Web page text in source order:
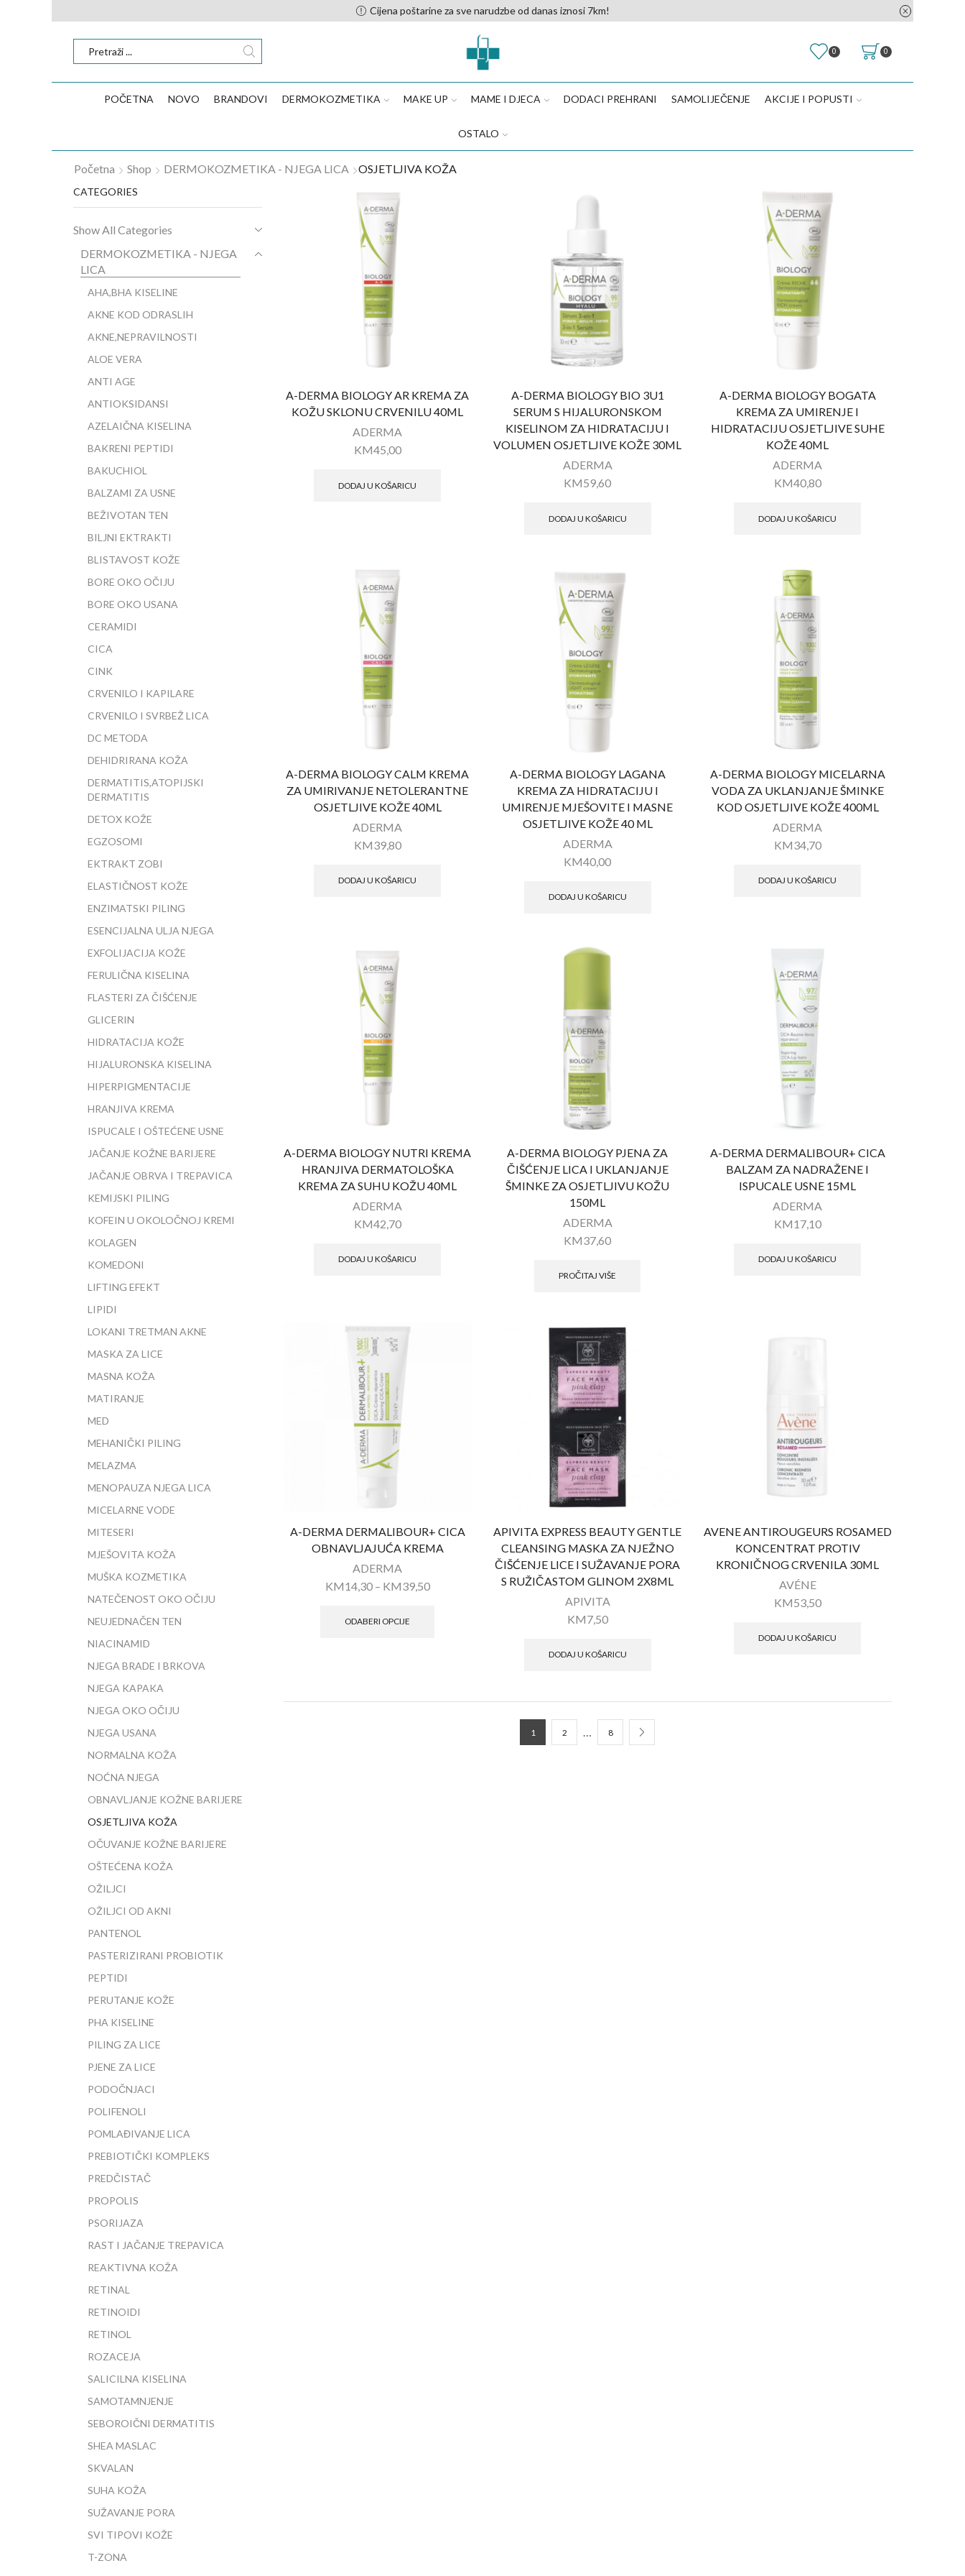
Cijena poštarine za sve narudzbe od danas iznosi 7km!
0 0
POČETNA NOVO BRANDOVI DERMOKOZMETIKA MAKE UP MAME I DJECA DODACI PREHRANI SAMOLIJEČENJE AKCIJE I POPUSTI
OSTALO
Početna Shop DERMOKOZMETIKA - NJEGA LICA OSJETLJIVA KOŽA
A-DERMA BIOLOGY AR KREMA ZA
KOŽU SKLONU CRVENILU 40ML
ADERMA
KM45,00
DODAJ U KOŠARICU
A-DERMA BIOLOGY BIO 3U1
SERUM S HIJALURONSKOM
KISELINOM ZA HIDRATACIJU I
VOLUMEN OSJETLJIVE KOŽE 30ML
ADERMA
KM59,60
DODAJ U KOŠARICU
A-DERMA BIOLOGY BOGATA
KREMA ZA UMIRENJE I
HIDRATACIJU OSJETLJIVE SUHE
KOŽE 40ML
ADERMA
KM40,80
DODAJ U KOŠARICU
A-DERMA BIOLOGY CALM KREMA
ZA UMIRIVANJE NETOLERANTNE
OSJETLJIVE KOŽE 40ML
ADERMA
KM39,80
DODAJ U KOŠARICU
A-DERMA BIOLOGY LAGANA
KREMA ZA HIDRATACIJU I
UMIRENJE MJEŠOVITE I MASNE
OSJETLJIVE KOŽE 40 ML
ADERMA
KM40,00
DODAJ U KOŠARICU
A-DERMA BIOLOGY MICELARNA
VODA ZA UKLANJANJE ŠMINKE
KOD OSJETLJIVE KOŽE 400ML
ADERMA
KM34,70
DODAJ U KOŠARICU
A-DERMA BIOLOGY NUTRI KREMA
HRANJIVA DERMATOLOŠKA
KREMA ZA SUHU KOŽU 40ML
ADERMA
KM42,70
DODAJ U KOŠARICU
A-DERMA BIOLOGY PJENA ZA
ČIŠĆENJE LICA I UKLANJANJE
ŠMINKE ZA OSJETLJIVU KOŽU
150ML
ADERMA
KM37,60
PROČITAJ VIŠE
A-DERMA DERMALIBOUR+ CICA
BALZAM ZA NADRAŽENE I
ISPUCALE USNE 15ML
ADERMA
KM17,10
DODAJ U KOŠARICU
A-DERMA DERMALIBOUR+ CICA
OBNAVLJAJUĆA KREMA
ADERMA
KM14,30 – KM39,50
ODABERI OPCIJE
APIVITA EXPRESS BEAUTY GENTLE
CLEANSING MASKA ZA NJEŽNO
ČIŠĆENJE LICE I SUŽAVANJE PORA
S RUŽIČASTOM GLINOM 2X8ML
APIVITA
KM7,50
DODAJ U KOŠARICU
AVENE ANTIROUGEURS ROSAMED
KONCENTRAT PROTIV
KRONIČNOG CRVENILA 30ML
AVÉNE
KM53,50
DODAJ U KOŠARICU
1 2 … 8
CATEGORIES
Show All Categories
DERMOKOZMETIKA - NJEGA
LICA
AHA,BHA KISELINE
AKNE KOD ODRASLIH
AKNE,NEPRAVILNOSTI
ALOE VERA
ANTI AGE
ANTIOKSIDANSI
AZELAIČNA KISELINA
BAKRENI PEPTIDI
BAKUCHIOL
BALZAMI ZA USNE
BEŽIVOTAN TEN
BILJNI EKTRAKTI
BLISTAVOST KOŽE
BORE OKO OČIJU
BORE OKO USANA
CERAMIDI
CICA
CINK
CRVENILO I KAPILARE
CRVENILO I SVRBEŽ LICA
DC METODA
DEHIDRIRANA KOŽA
DERMATITIS,ATOPIJSKI
DERMATITIS
DETOX KOŽE
EGZOSOMI
EKTRAKT ZOBI
ELASTIČNOST KOŽE
ENZIMATSKI PILING
ESENCIJALNA ULJA NJEGA
EXFOLIJACIJA KOŽE
FERULIČNA KISELINA
FLASTERI ZA ČIŠĆENJE
GLICERIN
HIDRATACIJA KOŽE
HIJALURONSKA KISELINA
HIPERPIGMENTACIJE
HRANJIVA KREMA
ISPUCALE I OŠTEĆENE USNE
JAČANJE KOŽNE BARIJERE
JAČANJE OBRVA I TREPAVICA
KEMIJSKI PILING
KOFEIN U OKOLOČNOJ KREMI
KOLAGEN
KOMEDONI
LIFTING EFEKT
LIPIDI
LOKANI TRETMAN AKNE
MASKA ZA LICE
MASNA KOŽA
MATIRANJE
MED
MEHANIČKI PILING
MELAZMA
MENOPAUZA NJEGA LICA
MICELARNE VODE
MITESERI
MJEŠOVITA KOŽA
MUŠKA KOZMETIKA
NATEČENOST OKO OČIJU
NEUJEDNAČEN TEN
NIACINAMID
NJEGA BRADE I BRKOVA
NJEGA KAPAKA
NJEGA OKO OČIJU
NJEGA USANA
NORMALNA KOŽA
NOĆNA NJEGA
OBNAVLJANJE KOŽNE BARIJERE
OSJETLJIVA KOŽA
OČUVANJE KOŽNE BARIJERE
OŠTEĆENA KOŽA
OŽILJCI
OŽILJCI OD AKNI
PANTENOL
PASTERIZIRANI PROBIOTIK
PEPTIDI
PERUTANJE KOŽE
PHA KISELINE
PILING ZA LICE
PJENE ZA LICE
PODOČNJACI
POLIFENOLI
POMLAĐIVANJE LICA
PREBIOTIČKI KOMPLEKS
PREDČISTAČ
PROPOLIS
PSORIJAZA
RAST I JAČANJE TREPAVICA
REAKTIVNA KOŽA
RETINAL
RETINOIDI
RETINOL
ROZACEJA
SALICILNA KISELINA
SAMOTAMNJENJE
SEBOROIČNI DERMATITIS
SHEA MASLAC
SKVALAN
SUHA KOŽA
SUŽAVANJE PORA
SVI TIPOVI KOŽE
T-ZONA